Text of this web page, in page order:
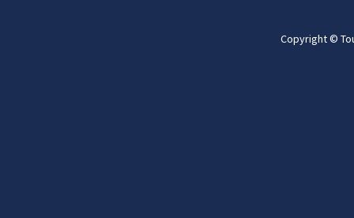
Copyright ©